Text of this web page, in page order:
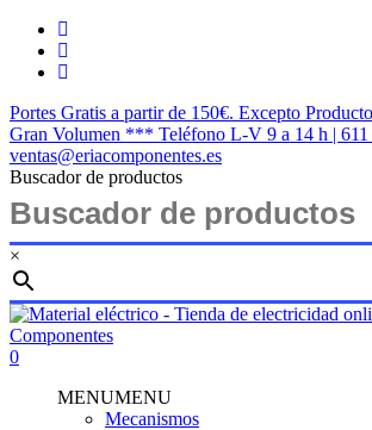
Saltar
contenido
twitter
facebook
instagram
Portes Gratis a partir de 150€. Excepto
Gran Volumen *** Teléfono L-V 9 a 14 h | 611
ventas@eriacomponentes.es
Buscador de productos
×
Cerrar
búsqueda
buscar
account
0
MENUMENU
Mecanismos